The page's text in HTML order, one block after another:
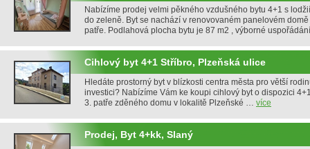
Nabízíme prodej velmi pěkného vzdušného bytu 4+1 s
do zeleně. Byt se nachází v renovovaném panelovém domě
patře. Podlahová plocha bytu je 87 m2 , výborné
Cihlový byt 4+1 Stříbro, Plzeňská ulice
Hledáte prostorný byt v blízkosti centra města pro větší
investici? Nabízíme Vám ke koupi cihlový byt o dispozici
3. patře zděného domu v lokalitě Plzeňské … více
Prodej, Byt 4+kk, Slaný